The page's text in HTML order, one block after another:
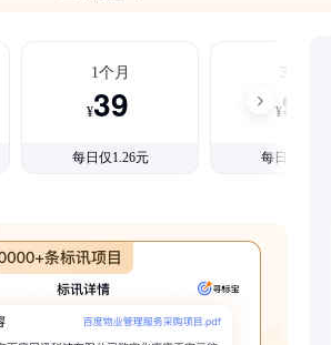
1个月
¥39
每日仅1.26元
3个月
¥99
每日仅1.08元